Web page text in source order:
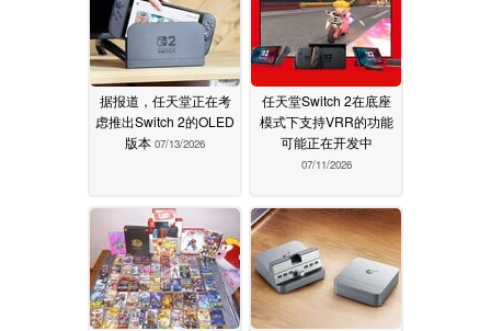
据报道，任天堂正在考
虑推出Switch 2的OLED
版本 07/13/2026
任天堂Switch 2在底座
模式下支持VRR的功能
可能正在开发中
07/11/2026